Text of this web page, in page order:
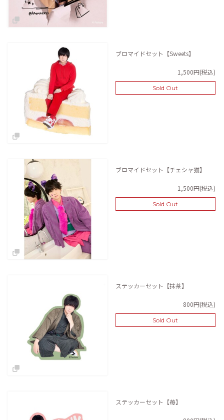
ブロマイドセット【Sweets】
1,500円(税込)
Sold Out
ブロマイドセット【チェシャ猫】
1,500円(税込)
Sold Out
ステッカーセット【抹茶】
800円(税込)
Sold Out
ステッカーセット【苺】